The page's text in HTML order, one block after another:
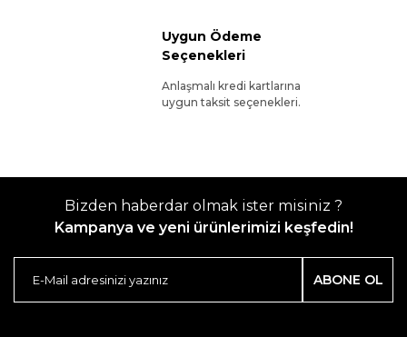
Uygun Ödeme
Seçenekleri
Anlaşmalı kredi kartlarına
uygun taksit seçenekleri.
Bizden haberdar olmak ister misiniz ?
Kampanya ve yeni ürünlerimizi keşfedin!
ABONE OL